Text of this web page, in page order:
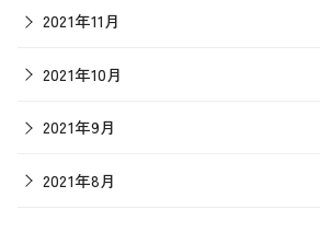
2021年11月
2021年10月
2021年9月
2021年8月